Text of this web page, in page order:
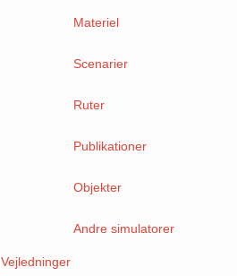
Materiel
Scenarier
Ruter
Publikationer
Objekter
Andre simulatorer
Vejledninger